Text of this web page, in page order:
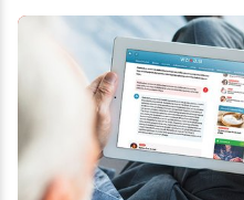
se j...